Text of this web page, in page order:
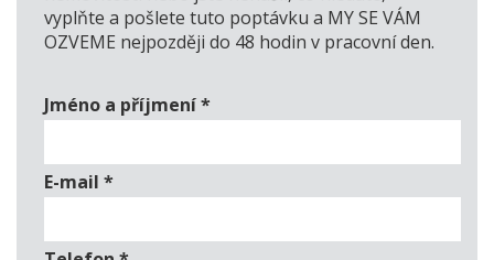
vyplňte a pošlete tuto poptávku a MY SE VÁM
OZVEME nejpozději do 48 hodin v pracovní den.
Jméno a příjmení*
E-mail *